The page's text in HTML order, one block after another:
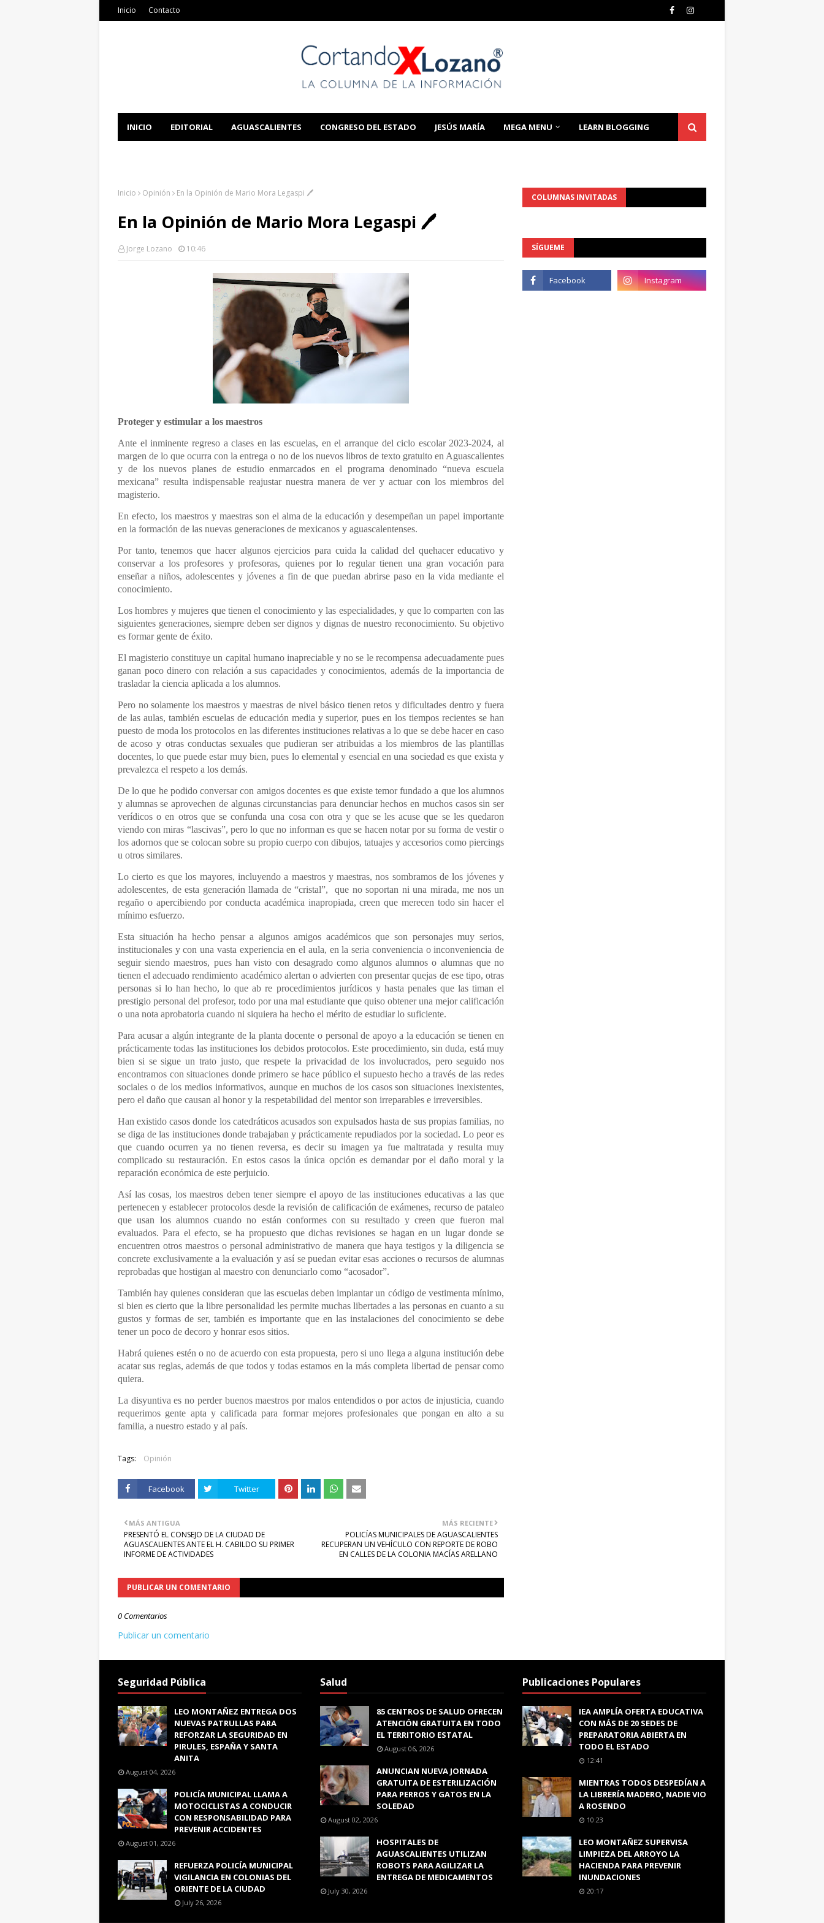
Inicio Contacto
INICIO EDITORIAL AGUASCALIENTES CONGRESO DEL ESTADO JESÚS MARÍA MEGA MENU LEARN BLOGGING
Inicio Opinión En la Opinión de Mario Mora Legaspi 🖊️
En la Opinión de Mario Mora Legaspi 🖊️
Jorge Lozano 10:46
Proteger y estimular a los maestros
Ante el inminente regreso a clases en las escuelas, en el arranque del ciclo escolar 2023-2024, al
margen de lo que ocurra con la entrega o no de los nuevos libros de texto gratuito en Aguascalientes
y de los nuevos planes de estudio enmarcados en el programa denominado “nueva escuela
mexicana” resulta indispensable reajustar nuestra manera de ver y actuar con los miembros del
magisterio.
En efecto, los maestros y maestras son el alma de la educación y desempeñan un papel importante
en la formación de las nuevas generaciones de mexicanos y aguascalentenses.
Por tanto, tenemos que hacer algunos ejercicios para cuida la calidad del quehacer educativo y
conservar a los profesores y profesoras, quienes por lo regular tienen una gran vocación para
enseñar a niños, adolescentes y jóvenes a fin de que puedan abrirse paso en la vida mediante el
conocimiento.
Los hombres y mujeres que tienen el conocimiento y las especialidades, y que lo comparten con las
siguientes generaciones, siempre deben ser dignos y dignas de nuestro reconocimiento. Su objetivo
es formar gente de éxito.
El magisterio constituye un capital humano inapreciable y no se le recompensa adecuadamente pues
ganan poco dinero con relación a sus capacidades y conocimientos, además de la importancia de
trasladar la ciencia aplicada a los alumnos.
Pero no solamente los maestros y maestras de nivel básico tienen retos y dificultades dentro y fuera
de las aulas, también escuelas de educación media y superior, pues en los tiempos recientes se han
puesto de moda los protocolos en las diferentes instituciones relativas a lo que se debe hacer en caso
de acoso y otras conductas sexuales que pudieran ser atribuidas a los miembros de las plantillas
docentes, lo que puede estar muy bien, pues lo elemental y esencial en una sociedad es que exista y
prevalezca el respeto a los demás.
De lo que he podido conversar con amigos docentes es que existe temor fundado a que los alumnos
y alumnas se aprovechen de algunas circunstancias para denunciar hechos en muchos casos sin ser
verídicos o en otros que se confunda una cosa con otra y que se les acuse que se les quedaron
viendo con miras “lascivas”, pero lo que no informan es que se hacen notar por su forma de vestir o
los adornos que se colocan sobre su propio cuerpo con dibujos, tatuajes y accesorios como piercings
u otros similares.
Lo cierto es que los mayores, incluyendo a maestros y maestras, nos sombramos de los jóvenes y
adolescentes, de esta generación llamada de “cristal”, que no soportan ni una mirada, me nos un
regaño o apercibiendo por conducta académica inapropiada, creen que merecen todo sin hacer el
mínimo esfuerzo.
Esta situación ha hecho pensar a algunos amigos académicos que son personajes muy serios,
institucionales y con una vasta experiencia en el aula, en la seria conveniencia o inconveniencia de
seguir siendo maestros, pues han visto con desagrado como algunos alumnos o alumnas que no
tienen el adecuado rendimiento académico alertan o advierten con presentar quejas de ese tipo, otras
personas si lo han hecho, lo que ab re procedimientos jurídicos y hasta penales que las timan el
prestigio personal del profesor, todo por una mal estudiante que quiso obtener una mejor calificación
o una nota aprobatoria cuando ni siquiera ha hecho el mérito de estudiar lo suficiente.
Para acusar a algún integrante de la planta docente o personal de apoyo a la educación se tienen en
prácticamente todas las instituciones los debidos protocolos. Este procedimiento, sin duda, está muy
bien si se sigue un trato justo, que respete la privacidad de los involucrados, pero seguido nos
encontramos con situaciones donde primero se hace público el supuesto hecho a través de las redes
sociales o de los medios informativos, aunque en muchos de los casos son situaciones inexistentes,
pero el daño que causan al honor y la respetabilidad del mentor son irreparables e irreversibles.
Han existido casos donde los catedráticos acusados son expulsados hasta de sus propias familias, no
se diga de las instituciones donde trabajaban y prácticamente repudiados por la sociedad. Lo peor es
que cuando ocurren ya no tienen reversa, es decir su imagen ya fue maltratada y resulta muy
complicado su restauración. En estos casos la única opción es demandar por el daño moral y la
reparación económica de este perjuicio.
Así las cosas, los maestros deben tener siempre el apoyo de las instituciones educativas a las que
pertenecen y establecer protocolos desde la revisión de calificación de exámenes, recurso de pataleo
que usan los alumnos cuando no están conformes con su resultado y creen que fueron mal
evaluados. Para el efecto, se ha propuesto que dichas revisiones se hagan en un lugar donde se
encuentren otros maestros o personal administrativo de manera que haya testigos y la diligencia se
concrete exclusivamente a la evaluación y así se puedan evitar esas acciones o recursos de alumnas
reprobadas que hostigan al maestro con denunciarlo como “acosador”.
También hay quienes consideran que las escuelas deben implantar un código de vestimenta mínimo,
si bien es cierto que la libre personalidad les permite muchas libertades a las personas en cuanto a su
gustos y formas de ser, también es importante que en las instalaciones del conocimiento se debe
tener un poco de decoro y honrar esos sitios.
Habrá quienes estén o no de acuerdo con esta propuesta, pero si uno llega a alguna institución debe
acatar sus reglas, además de que todos y todas estamos en la más completa libertad de pensar como
quiera.
La disyuntiva es no perder buenos maestros por malos entendidos o por actos de injusticia, cuando
requerimos gente apta y calificada para formar mejores profesionales que pongan en alto a su
familia, a nuestro estado y al país.
Tags: Opinión
Facebook Twitter
MÁS RECIENTE
POLICÍAS MUNICIPALES DE AGUASCALIENTES
RECUPERAN UN VEHÍCULO CON REPORTE DE ROBO
EN CALLES DE LA COLONIA MACÍAS ARELLANO
MÁS ANTIGUA
PRESENTÓ EL CONSEJO DE LA CIUDAD DE
AGUASCALIENTES ANTE EL H. CABILDO SU PRIMER
INFORME DE ACTIVIDADES
PUBLICAR UN COMENTARIO
0 Comentarios
Publicar un comentario
COLUMNAS INVITADAS
SÍGUEME
Seguridad Pública
LEO MONTAÑEZ ENTREGA DOS
NUEVAS PATRULLAS PARA
REFORZAR LA SEGURIDAD EN
PIRULES, ESPAÑA Y SANTA
ANITA
August 04, 2026
POLICÍA MUNICIPAL LLAMA A
MOTOCICLISTAS A CONDUCIR
CON RESPONSABILIDAD PARA
PREVENIR ACCIDENTES
August 01, 2026
REFUERZA POLICÍA MUNICIPAL
VIGILANCIA EN COLONIAS DEL
ORIENTE DE LA CIUDAD
July 26, 2026
Salud
85 CENTROS DE SALUD OFRECEN
ATENCIÓN GRATUITA EN TODO
EL TERRITORIO ESTATAL
August 06, 2026
ANUNCIAN NUEVA JORNADA
GRATUITA DE ESTERILIZACIÓN
PARA PERROS Y GATOS EN LA
SOLEDAD
August 02, 2026
HOSPITALES DE
AGUASCALIENTES UTILIZAN
ROBOTS PARA AGILIZAR LA
ENTREGA DE MEDICAMENTOS
July 30, 2026
Publicaciones Populares
IEA AMPLÍA OFERTA EDUCATIVA
CON MÁS DE 20 SEDES DE
PREPARATORIA ABIERTA EN
TODO EL ESTADO
12:41
MIENTRAS TODOS DESPEDÍAN A
LA LIBRERÍA MADERO, NADIE VIO
A ROSENDO
10:23
LEO MONTAÑEZ SUPERVISA
LIMPIEZA DEL ARROYO LA
HACIENDA PARA PREVENIR
INUNDACIONES
20:17